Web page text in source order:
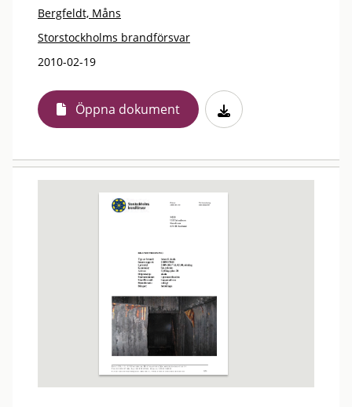
Bergfeldt, Måns
Storstockholms brandförsvar
2010-02-19
Öppna dokument